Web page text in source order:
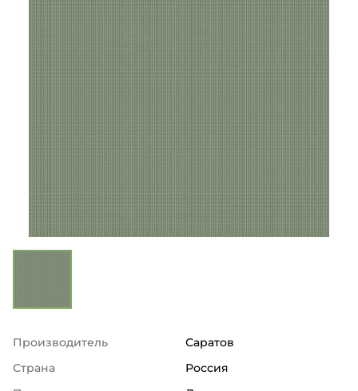
Производитель
Саратов
Страна
Россия